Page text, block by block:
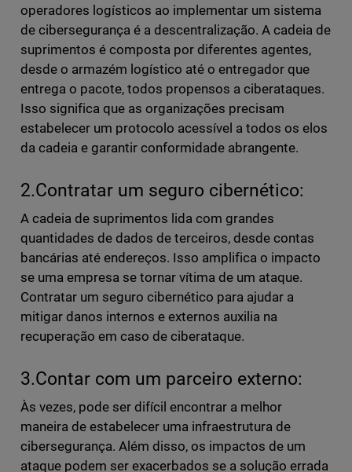
operadores logísticos ao implementar um sistema
de cibersegurança é a descentralização. A cadeia de
suprimentos é composta por diferentes agentes,
desde o armazém logístico até o entregador que
entrega o pacote, todos propensos a ciberataques.
Isso significa que as organizações precisam
estabelecer um protocolo acessível a todos os elos
da cadeia e garantir conformidade abrangente.
2.Contratar um seguro cibernético:
A cadeia de suprimentos lida com grandes
quantidades de dados de terceiros, desde contas
bancárias até endereços. Isso amplifica o impacto
se uma empresa se tornar vítima de um ataque.
Contratar um seguro cibernético para ajudar a
mitigar danos internos e externos auxilia na
recuperação em caso de ciberataque.
3.Contar com um parceiro externo:
Às vezes, pode ser difícil encontrar a melhor
maneira de estabelecer uma infraestrutura de
cibersegurança. Além disso, os impactos de um
ataque podem ser exacerbados se a solução errada